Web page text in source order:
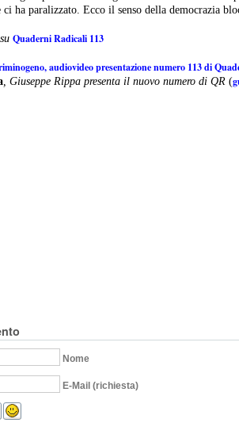
ha paralizzato. Ecco il senso della democrazia
Quaderni Radicali 113
audiovideo presentazione numero 113 di
, Giuseppe Rippa presenta il nuovo numero di QR (
Nome
E-Mail (richiesta)